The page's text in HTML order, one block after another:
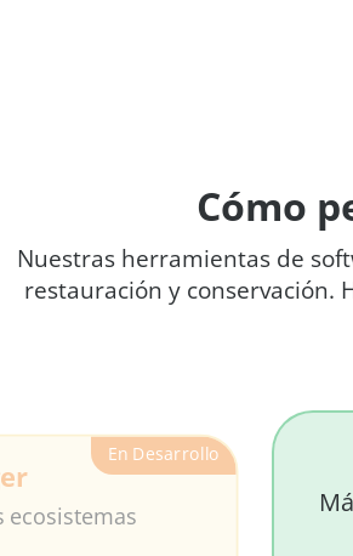
Cómo
Nuestras herramientas de
restauración y conservación.
ecosistemas
En Desarrollo